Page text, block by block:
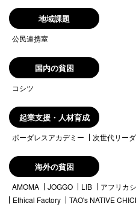
地域課題
公民連携室
国内の貧困
コシツ
起業支援・人材育成
ボーダレスアカデミー 次世代リー
海外の貧困
AMOMA JOGGO LIB アフリカ
Ethical Factory
TAO's NATIVE